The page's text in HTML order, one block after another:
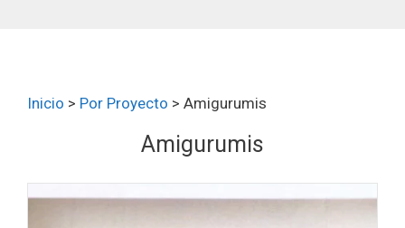
Inicio > Por Proyecto > Amigurumis
Amigurumis